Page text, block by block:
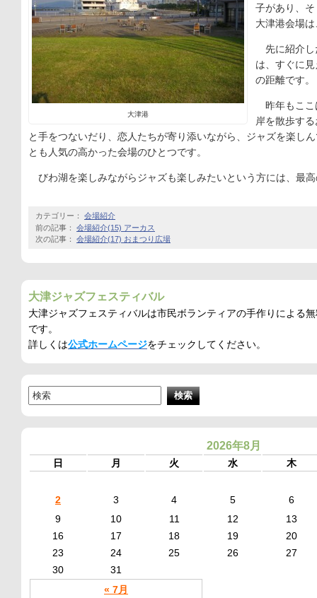
大津港
子があり、そ
大津港会場
先に紹介し
は、すぐに
の距離です。
昨年もここ
岸を散歩す
と手をつないだり、恋人たちが寄り添いながら、ジャズを楽し
とも人気の高かった会場のひとつです。
びわ湖を楽しみながらジャズも楽しみたいという方には、最
カテゴリー： 会場紹介
前の記事： 会場紹介(15) アーカス
次の記事： 会場紹介(17) おまつり広場
大津ジャズフェスティバル
大津ジャズフェスティバルは市民ボランティアの手作りによる
です。
詳しくは公式ホームページをチェックしてください。
2026年8月
日 月 火 水 木
« 7月
2 3 4 5
6
9
10 11 12
13
16
17 18 19
20
23
24 25 26
27
30
31